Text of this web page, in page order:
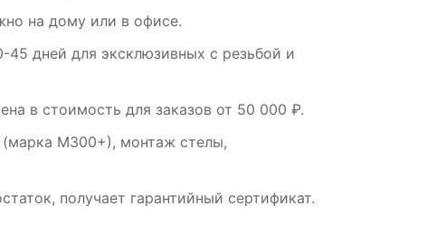
на дому или в офисе.
дней для эксклюзивных с резьбой и
в стоимость для заказов от 50 000 ₽.
(марка М300+), монтаж стелы,
получает гарантийный сертификат.